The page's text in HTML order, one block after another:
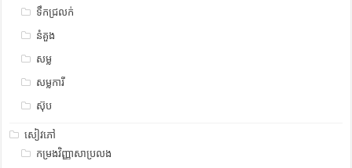
ទឹកជ្រលក់
នំគួង
សម្ល
សម្លការី
ស៊ុប
សៀវភៅ
កម្រងវិញ្ញាសាប្រលង